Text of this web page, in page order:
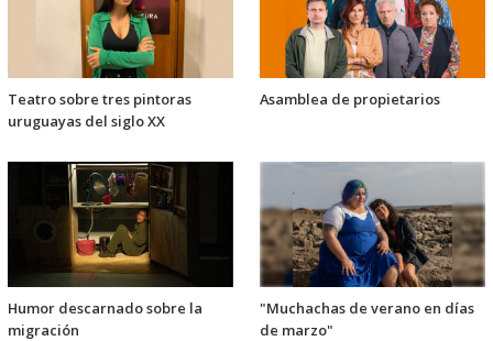
Teatro sobre tres pintoras
uruguayas del siglo XX
Asamblea de propietarios
Humor descarnado sobre la
migración
"Muchachas de verano en días
de marzo"